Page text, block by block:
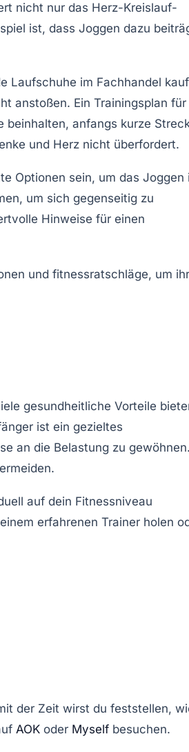
nicht nur das Herz-Kreislauf-
ist, dass Joggen dazu
Laufschuhe im Fachhandel
anstoßen. Ein Trainingsplan für
beinhalten, anfangs kurze
und Herz nicht überfordert.
Optionen sein, um das Joggen
um sich gegenseitig zu
Hinweise für einen
gesundheitliche Vorteile
ist ein gezieltes
an die Belastung zu
auf dein Fitnessniveau
erfahrenen Trainer holen
der Zeit wirst du feststellen,
AOK oder Myself besuchen.